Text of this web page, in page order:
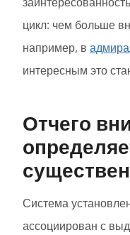
цикл: чем больше
например, в
интересным это
Отчего
Система
ассоциирован с